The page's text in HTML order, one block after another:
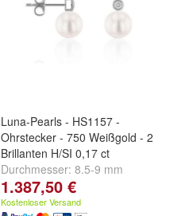
Luna-Pearls - HS1157 -
Ohrstecker - 750 Weißgold - 2
Brillanten H/SI 0,17 ct
Durchmesser: 8.5-9 mm
1.387,50 €
Kostenloser Versand